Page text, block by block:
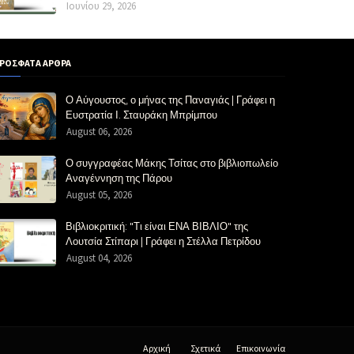
Ιουνίου 29, 2026
ΑΡΘΡΑ
Ο Αύγουστος, ο μήνας της Παναγιάς | Γράφει η
Ευστρατία Ι. Σταυράκη Μπρίμπου
August 06, 2026
Ο συγγραφέας Μάκης Τσίτας στο βιβλιοπωλείο
Αναγέννηση της Πάρου
August 05, 2026
Βιβλιοκριτική: "Τι είναι ΕΝΑ ΒΙΒΛΙΟ" της
Λουτσία Στίπαρι | Γράφει η Στέλλα Πετρίδου
August 04, 2026
Αρχική Σχετικά Επικοινωνία